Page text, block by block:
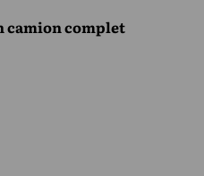
camion complet